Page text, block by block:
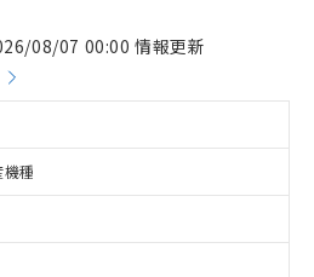
08/07 00:00 情報更新
機種